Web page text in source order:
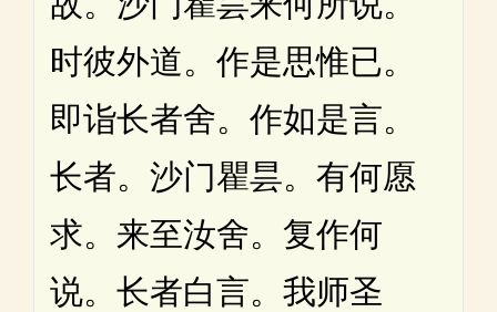
时彼外道。作是思惟已。
即诣长者舍。作如是言。
长者。沙门瞿昙。有何愿
求。来至汝舍。复作何
说。长者白言。我师圣